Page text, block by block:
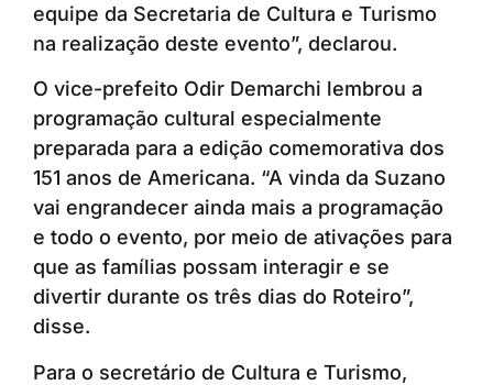
equipe da Secretaria de Cultura e Turismo
na realização deste evento”, declarou.
O vice-prefeito Odir Demarchi lembrou a
programação cultural especialmente
preparada para a edição comemorativa dos
151 anos de Americana. “A vinda da Suzano
vai engrandecer ainda mais a programação
e todo o evento, por meio de ativações para
que as famílias possam interagir e se
divertir durante os três dias do Roteiro”,
disse.
Para o secretário de Cultura e Turismo,